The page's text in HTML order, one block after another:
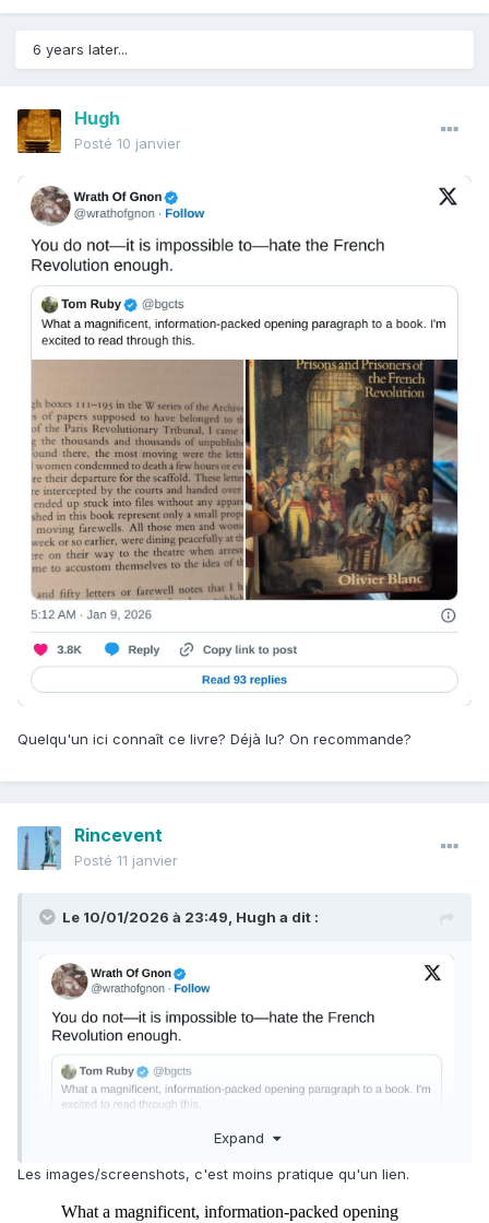
6 years later...
Hugh
Posté 10 janvier
Quelqu'un ici connaît ce livre? Déjà lu? On recommande?
Rincevent
Posté 11 janvier
Le 10/01/2026 à 23:49, Hugh a dit :
Expand
Les images/screenshots, c'est moins pratique qu'un lien.